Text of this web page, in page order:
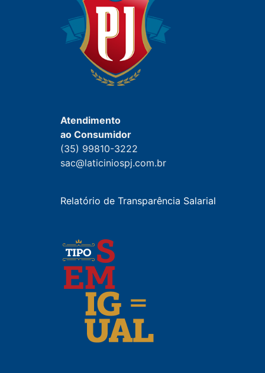
Atendimento
ao Consumidor
(35) 99810-3222
sac@laticiniospj.com.br
Relatório de Transparência Salarial